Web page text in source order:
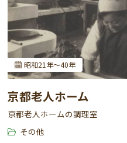
昭和21年～40年
京都老人ホーム
京都老人ホームの調理室
その他